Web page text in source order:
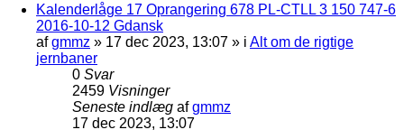
Kalenderlåge 17 Oprangering 678 PL-CTLL 3 150 747-6
2016-10-12 Gdansk
afgmmz » 17 dec 2023, 13:07 » i Alt om de rigtige
jernbaner
0 Svar
2459 Visninger
Seneste indlæg afgmmz
17 dec 2023, 13:07